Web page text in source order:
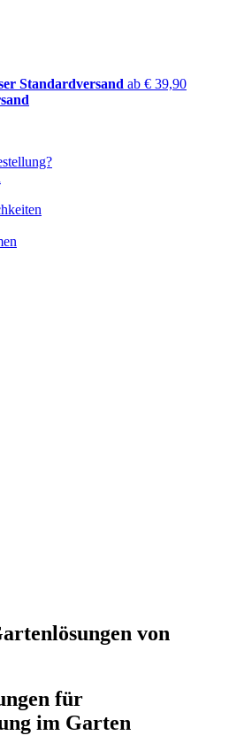
Standardversand ab € 39,90
von
für
im Garten